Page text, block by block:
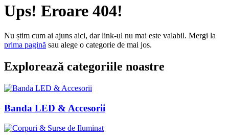
Ups! Eroare 404!
Nu știm cum ai ajuns aici, dar link-ul nu mai este valabil. Mergi la
prima pagină sau alege o categorie de mai jos.
Explorează categoriile noastre
Banda LED & Accesorii